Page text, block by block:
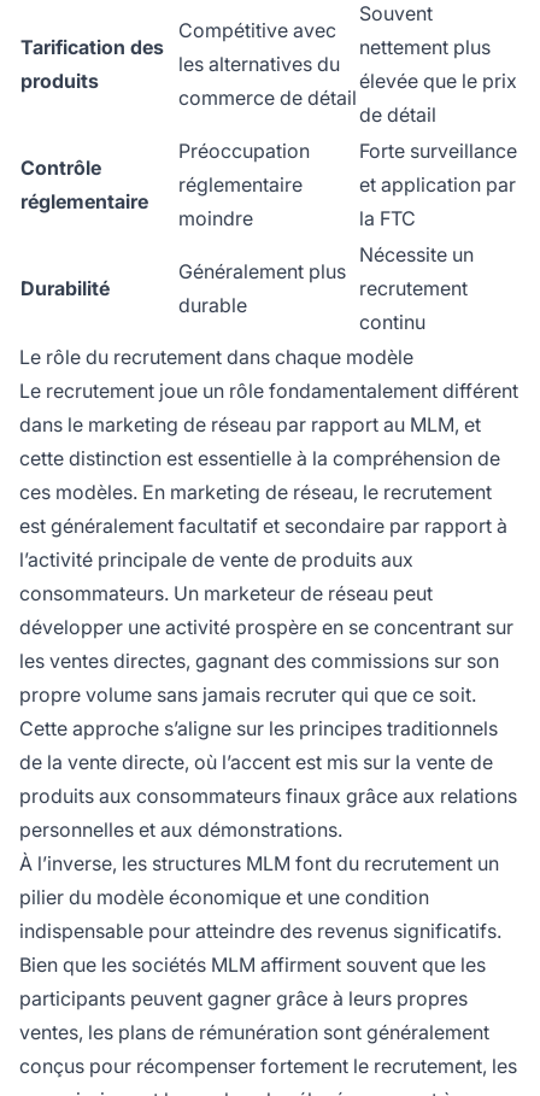
Tarification des
produits
Compétitive avec
les alternatives du
commerce de détail
Souvent
nettement plus
élevée que le prix
de détail
Contrôle
réglementaire
Préoccupation
réglementaire
moindre
Forte surveillance
et application par
la FTC
Durabilité
Généralement plus
durable
Nécessite un
recrutement
continu
Le rôle du recrutement dans chaque modèle
Le recrutement joue un rôle fondamentalement différent
dans le marketing de réseau par rapport au MLM, et
cette distinction est essentielle à la compréhension de
ces modèles. En marketing de réseau, le recrutement
est généralement facultatif et secondaire par rapport à
l’activité principale de vente de produits aux
consommateurs. Un marketeur de réseau peut
développer une activité prospère en se concentrant sur
les ventes directes, gagnant des commissions sur son
propre volume sans jamais recruter qui que ce soit.
Cette approche s’aligne sur les principes traditionnels
de la vente directe, où l’accent est mis sur la vente de
produits aux consommateurs finaux grâce aux relations
personnelles et aux démonstrations.
À l’inverse, les structures MLM font du recrutement un
pilier du modèle économique et une condition
indispensable pour atteindre des revenus significatifs.
Bien que les sociétés MLM affirment souvent que les
participants peuvent gagner grâce à leurs propres
ventes, les plans de rémunération sont généralement
conçus pour récompenser fortement le recrutement, les